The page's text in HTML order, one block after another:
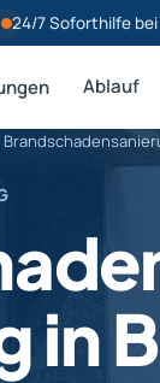
24/7 Soforthilfe bei
Ablauf
in